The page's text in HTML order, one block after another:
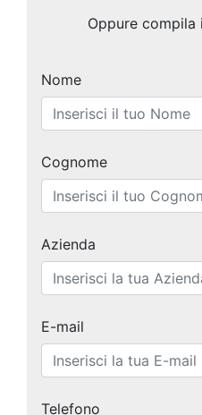
Oppure compila
Nome
Cognome
Azienda
E-mail
Telefono